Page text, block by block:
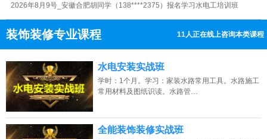
2026年8月9号_福建福州谭同学（133****1715）报名学习水电工培训班
2026年8月9号_河北石家庄陈同学（135****5104）报名学习水电工培训班
2026年8月9号_重庆陈同学（134****1423）报名学习水电工培训班
2026年8月9号_江西南昌朱同学（181****4051）报名学习水电工培训班
装饰装修专业课程 11人正在线上咨询本类课程
点击免费咨询电话：13807313137
水电安装实战班
学时：1个月。学习：家装水路常用工具。水路施工
常用材料及图纸识读。水路管…
全能装饰装修实战班